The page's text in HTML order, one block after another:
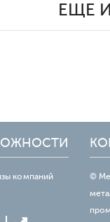
ЕЩЕ
компаний
©